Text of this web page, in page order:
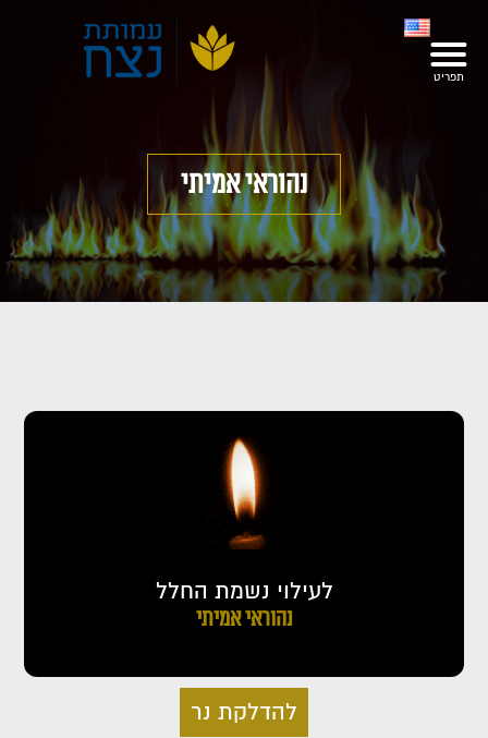
נהוראי אמיתי
לעילוי נשמת החלל
נהוראי אמיתי
להדלקת נר